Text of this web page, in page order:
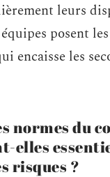
leurs
posent les
encaisse les
normes du
elles
risques ?